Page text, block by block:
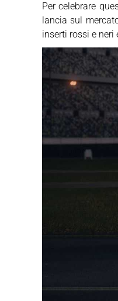
Per celebrare
lancia sul
inserti rossi e neri